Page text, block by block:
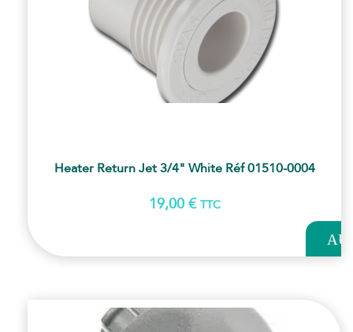
Heater Return Jet 3/4" White Réf 01510-0004
19,00 € TTC
AU